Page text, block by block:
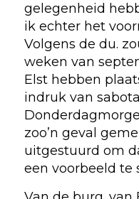
gelegenheid
ik echter het
Volgens de du.
weken van
Elst hebben
indruk van
zoo’n geval
uitgestuurd om
een voorbeeld te